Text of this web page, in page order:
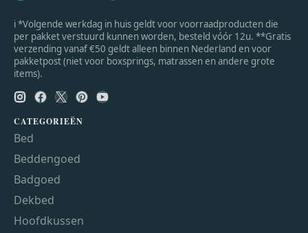
ℹ *Volgende werkdag in huis geldt voor voorraadproducten die
per pakket verstuurd kunnen worden, besteld vóór 12u. **Gratis
verzending vanaf €50 geldt alleen binnen Nederland en voor
pakketpost (niet voor boxsprings, matrassen en andere grote
items).
CATEGORIEËN
Bed
Beddengoed
Badgoed
Dekbed
Hoofdkussen